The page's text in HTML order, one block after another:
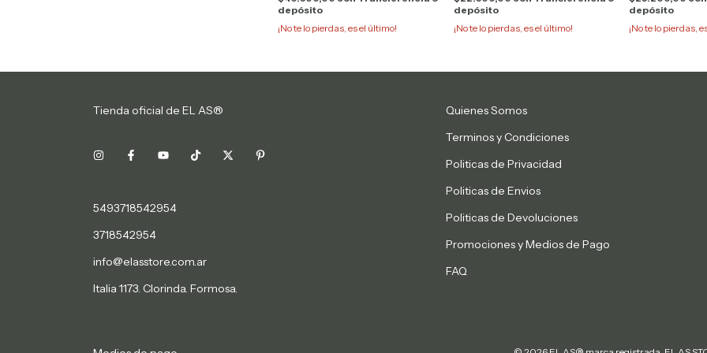
depósito
¡No te lo pierdas, es el último!
depósito
¡No te lo pierdas, es el último!
depósito
¡No te lo pierdas,
Tienda oficial de EL AS®
5493718542954
3718542954
info@elasstore.com.ar
Italia 1173. Clorinda. Formosa.
Quienes Somos
Terminos y Condiciones
Politicas de Privacidad
Politicas de Envios
Politicas de Devoluciones
Promociones y Medios de Pago
FAQ